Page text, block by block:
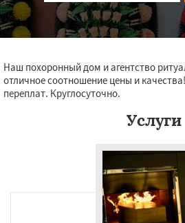
Наш похоронный дом и агентство
отличное соотношение цены и
переплат. Круглосуточно.
Услуги